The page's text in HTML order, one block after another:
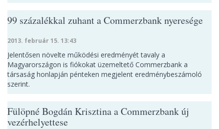
99 százalékkal zuhant a Commerzbank nyeresége
2013. február 15. 13:43
Jelentősen növelte működési eredményét tavaly a
Magyarországon is fiókokat üzemeltető Commerzbank a
társaság honlapján pénteken megjelent eredménybeszámoló
szerint.
Fülöpné Bogdán Krisztina a Commerzbank új
vezérhelyettese